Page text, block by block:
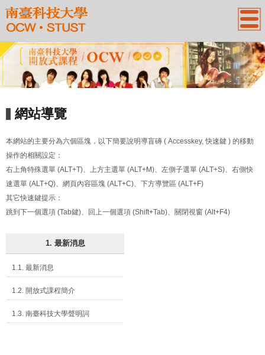
:::
網站導覽
本網站的主要分為六個區塊，以下簡要說明導盲磚 ( Accesskey, 快速鍵 ) 的移動
操作的相關設定：
右上角特殊選單 (ALT+T)、上方主選單 (ALT+M)、左側子選單 (ALT+S)、右側快
速選單 (ALT+Q)、網頁內容區塊 (ALT+C)、下方導覽區 (ALT+F)
其它快速鍵提示：
跳到下一個選項 (Tab鍵)、回上一個選項 (Shift+Tab)、關閉視窗 (Alt+F4)
1. 最新消息
1.1. 最新消息
1.2. 開放式課程簡介
1.3. 南臺科技大學聲明詞